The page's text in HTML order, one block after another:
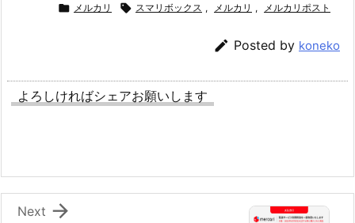
 メルカリ  スマリボックス , メルカリ , メルカリポスト
 Posted by koneko
よろしければシェアお願いします

Next